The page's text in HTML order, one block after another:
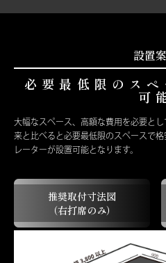
設置
必要最低限のス
可
大幅なスペース、高額な費用を必要と
来と比べると必要最低限のスペースで
レーターが設置可能となります。
推奨取付寸法図
（右打席のみ）